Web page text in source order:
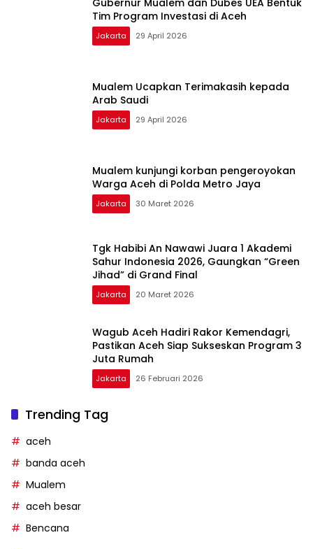
Gubernur Mualem dan Dubes UEA Bentuk
Tim Program Investasi di Aceh
Jakarta 29 April 2026
Mualem Ucapkan Terimakasih kepada
Arab Saudi
Jakarta 29 April 2026
Mualem kunjungi korban pengeroyokan
Warga Aceh di Polda Metro Jaya
Jakarta 30 Maret 2026
Tgk Habibi An Nawawi Juara 1 Akademi
Sahur Indonesia 2026, Gaungkan “Green
Jihad” di Grand Final
Jakarta 20 Maret 2026
Wagub Aceh Hadiri Rakor Kemendagri,
Pastikan Aceh Siap Sukseskan Program 3
Juta Rumah
Jakarta 26 Februari 2026
Trending Tag
aceh
banda aceh
Mualem
aceh besar
Bencana